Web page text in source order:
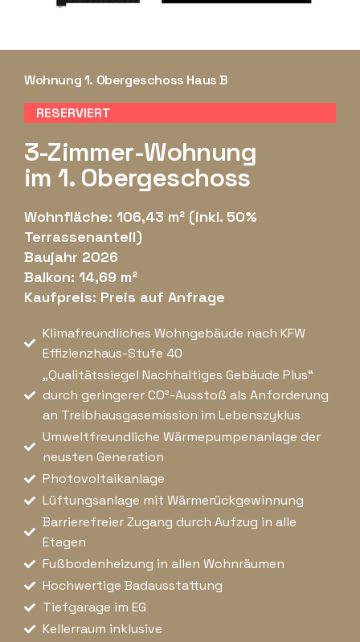
Wohnung 1. Obergeschoss Haus B
RESERVIERT
3-Zimmer-Wohnung
im 1. Obergeschoss
Wohnfläche: 106,43 m² (inkl. 50%
Terrassenanteil)
Baujahr 2026
Balkon: 14,69 m²
Kaufpreis: Preis auf Anfrage
Klimafreundliches Wohngebäude nach KFW
Effizienzhaus-Stufe 40
„Qualitätssiegel Nachhaltiges Gebäude Plus“
durch geringerer CO²-Ausstoß als Anforderung
an Treibhausgasemission im Lebenszyklus
Umweltfreundliche Wärmepumpenanlage der
neusten Generation
Photovoltaikanlage
Lüftungsanlage mit Wärmerückgewinnung
Barrierefreier Zugang durch Aufzug in alle
Etagen
Fußbodenheizung in allen Wohnräumen
Hochwertige Badausstattung
Tiefgarage im EG
Kellerraum inklusive